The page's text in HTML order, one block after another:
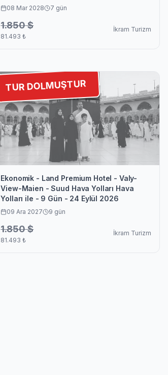
08 Mar 2028 7 gün
1.850$
81.493 ₺
İkram Turizm
TUR DOLMUŞTUR
Ekonomik - Land Premium Hotel - Valy-
View-Maien - Suud Hava Yolları Hava
Yolları ile - 9 Gün - 24 Eylül 2026
09 Ara 2027 9 gün
1.850$
81.493 ₺
İkram Turizm